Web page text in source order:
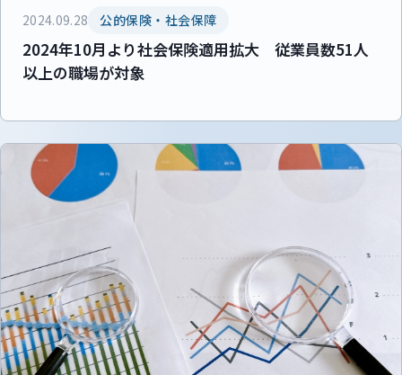
2024.09.28 公的保険・社会保障
2024年10月より社会保険適用拡大 従業員数51人
以上の職場が対象